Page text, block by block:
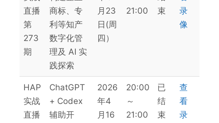
直播
第
273
期
商标、专
利等知产
数字化管
理及 AI 实
践探索
月23
日(周
四）
21:00
束
录
像
HAP
实战
直播
ChatGPT
+ Codex
辅助开
2026
年4
月16
20:00
～
21:00
已
结
束
查
看
录